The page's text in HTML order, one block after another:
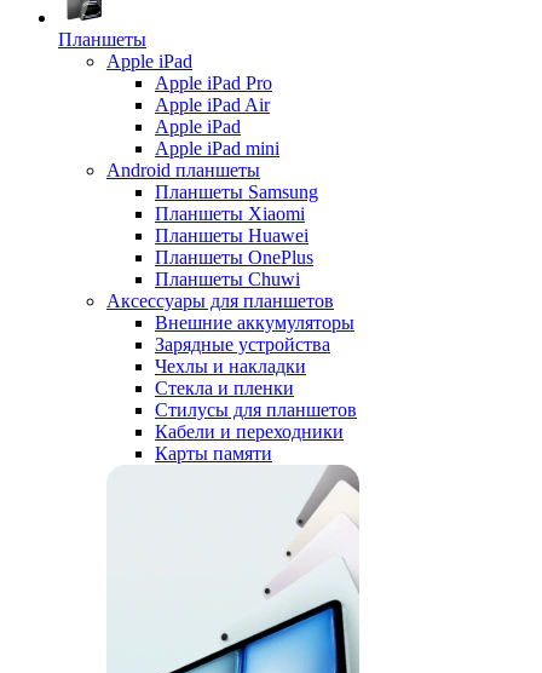
Планшеты
Apple iPad
Apple iPad Pro
Apple iPad Air
Apple iPad
Apple iPad mini
Android планшеты
Планшеты Samsung
Планшеты Xiaomi
Планшеты Huawei
Планшеты OnePlus
Планшеты Chuwi
Аксессуары для планшетов
Внешние аккумуляторы
Зарядные устройства
Чехлы и накладки
Стекла и пленки
Стилусы для планшетов
Кабели и переходники
Карты памяти